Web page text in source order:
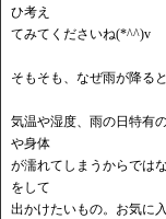
ひ考え
てみてくださいね(*^^)v
そもそも、なぜ雨が降る
気温や湿度、雨の日特有
や身体
が濡れてしまうからでは
をして
出かけたいもの。お気に